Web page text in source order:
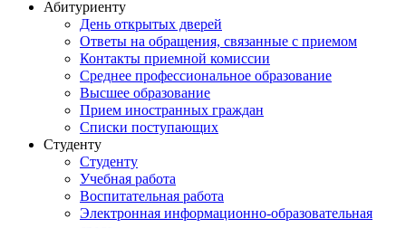
Абитуриенту
День открытых дверей
Ответы на обращения, связанные с приемом
Контакты приемной комиссии
Среднее профессиональное образование
Высшее образование
Прием иностранных граждан
Списки поступающих
Студенту
Студенту
Учебная работа
Воспитательная работа
Электронная информационно-образовательная